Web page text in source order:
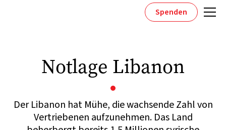
Spenden
Notlage Libanon
Der Libanon hat Mühe, die wachsende Zahl von
Vertriebenen aufzunehmen. Das Land